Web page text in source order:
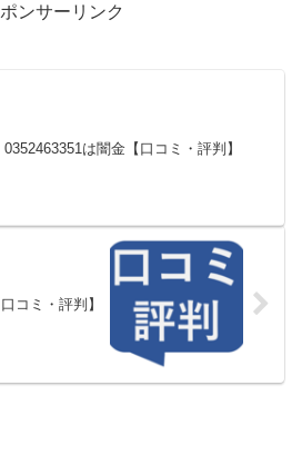
ンサーリンク
0352463351は闇金【口コミ・評判】
コミ・評判】